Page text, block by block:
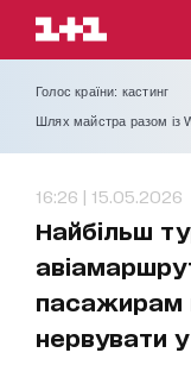
Голос країни: кастинг
Шлях майстра разом із
16:26 | 15.05.2026
Найбільш
пасажирам
нервувати у